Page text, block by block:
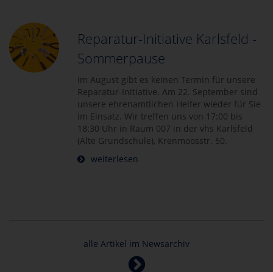
Reparatur-Initiative Karlsfeld -
Sommerpause
Im August gibt es keinen Termin für unsere
Reparatur-Initiative. Am 22. September sind
unsere ehrenamtlichen Helfer wieder für Sie
im Einsatz. Wir treffen uns von 17:00 bis
18:30 Uhr in Raum 007 in der vhs Karlsfeld
(Alte Grundschule), Krenmoosstr. 50.
weiterlesen
alle Artikel im Newsarchiv